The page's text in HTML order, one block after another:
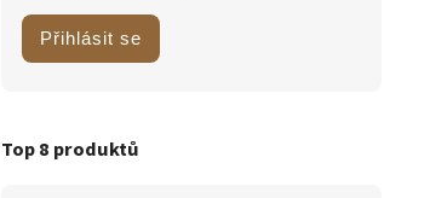
Přihlásit se
Top 8 produktů